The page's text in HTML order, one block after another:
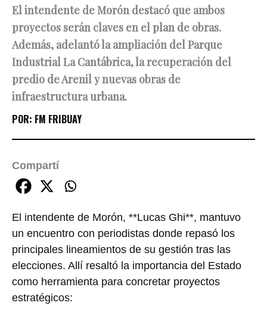
El intendente de Morón destacó que ambos
proyectos serán claves en el plan de obras.
Además, adelantó la ampliación del Parque
Industrial La Cantábrica, la recuperación del
predio de Arenil y nuevas obras de
infraestructura urbana.
POR: FM FRIBUAY
Compartí
El intendente de Morón, **Lucas Ghi**, mantuvo
un encuentro con periodistas donde repasó los
principales lineamientos de su gestión tras las
elecciones. Allí resaltó la importancia del Estado
como herramienta para concretar proyectos
estratégicos: